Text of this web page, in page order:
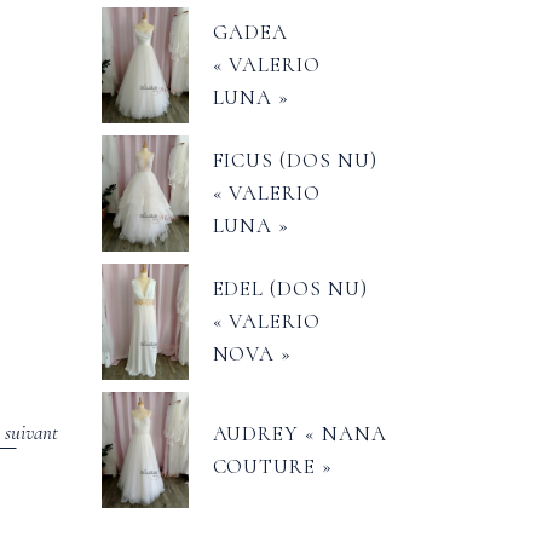
GADEA
« VALERIO
LUNA »
FICUS (DOS NU)
« VALERIO
LUNA »
EDEL (DOS NU)
« VALERIO
NOVA »
AUDREY « NANA
COUTURE »